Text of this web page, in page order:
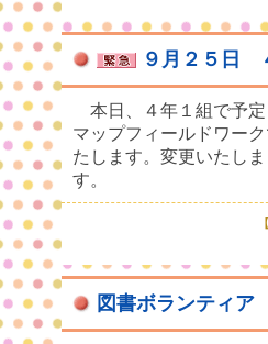
９月２５日
本日、４年１組で予定
マップフィールドワー
たします。変更いたし
す。
図書ボランティ